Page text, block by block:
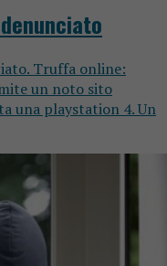
Truffa online:
un noto sito
una playstation 4. Un